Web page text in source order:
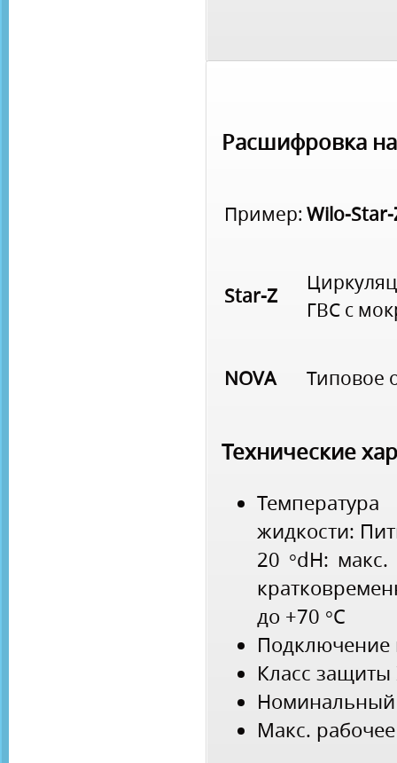
Расшифровка
Пример: Wilo-Star-
Star-Z
ГВС с
NOVA Типовое
Технические
жидкости:
20 °dH: макс.
до +70 °C
Подключение
Класс защиты
Макс.